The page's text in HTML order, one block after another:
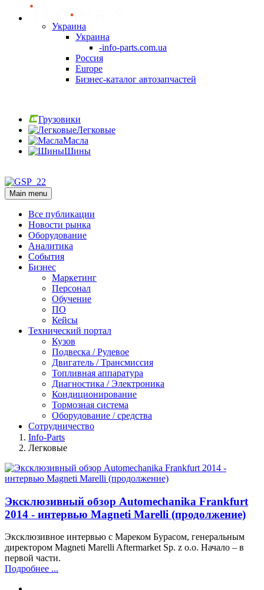
Украина
Украина
-info-parts.com.ua
Россия
Europe
Бизнес-каталог автозапчастей
Грузовики
Легковые
Масла
Шины
Main menu
Все публикации
Новости рынка
Оборудование
Аналитика
События
Бизнес
Маркетинг
Персонал
Обучение
ПО
Кейсы
Технический портал
Кузов
Подвеска / Рулевое
Двигатель / Трансмиссия
Топливная аппаратура
Диагностика / Электроника
Кондиционирование
Тормозная система
Оборудование / средства
Сотрудничество
Info-Parts
Легковые
Эксклюзивный обзор Automechanika Frankfurt
2014 - интервью Magneti Marelli (продолжение)
Эксклюзивное интервью с Мареком Бурасом, генеральным
директором Magneti Marelli Aftermarket Sp. z o.o. Начало – в
первой части.
Подробнее ...